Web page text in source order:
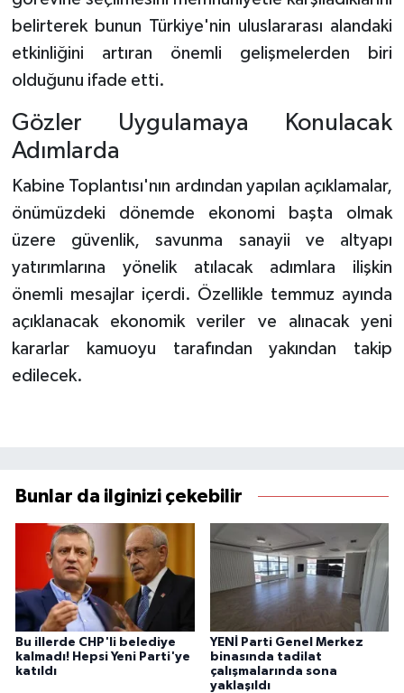
belirterek bunun Türkiye'nin uluslararası alandaki
etkinliğini artıran önemli gelişmelerden biri
olduğunu ifade etti.
Gözler Uygulamaya Konulacak
Adımlarda
Kabine Toplantısı'nın ardından yapılan açıklamalar,
önümüzdeki dönemde ekonomi başta olmak
üzere güvenlik, savunma sanayii ve altyapı
yatırımlarına yönelik atılacak adımlara ilişkin
önemli mesajlar içerdi. Özellikle temmuz ayında
açıklanacak ekonomik veriler ve alınacak yeni
kararlar kamuoyu tarafından yakından takip
edilecek.
Bunlar da ilginizi çekebilir
Bu illerde CHP'li belediye
kalmadı! Hepsi Yeni Parti'ye
katıldı
YENİ Parti Genel Merkez
binasında tadilat
çalışmalarında sona
yaklaşıldı